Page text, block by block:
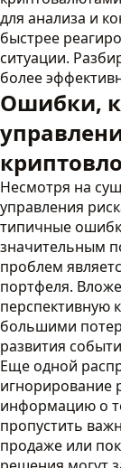
для анализа и
быстрее
ситуации.
более
Ошибки,
Несмотря на
управления
типичные
значительным
проблем
портфеля.
перспективную
большими
развития
Еще одной
игнорирование
информацию о
пропустить
продаже или